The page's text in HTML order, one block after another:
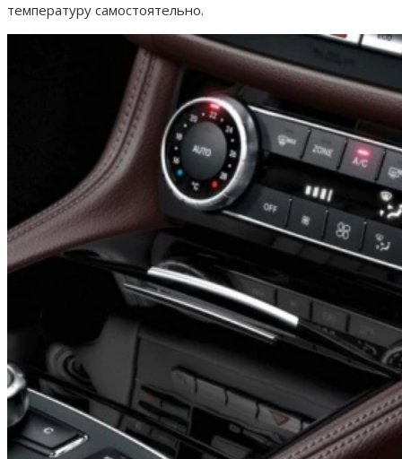
температуру самостоятельно.